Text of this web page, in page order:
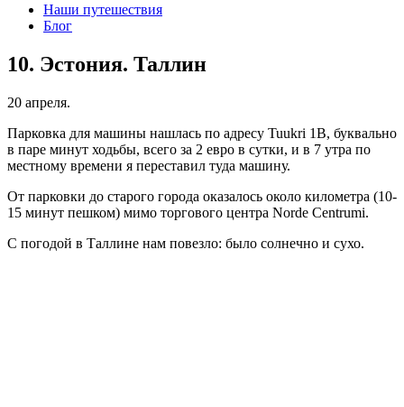
Наши путешествия
Блог
10. Эстония. Таллин
20 апреля.
Парковка для машины нашлась по адресу Tuukri 1B, буквально
в паре минут ходьбы, всего за 2 евро в сутки, и в 7 утра по
местному времени я переставил туда машину.
От парковки до старого города оказалось около километра (10-
15 минут пешком) мимо торгового центра Norde Centrumi.
С погодой в Таллине нам повезло: было солнечно и сухо.